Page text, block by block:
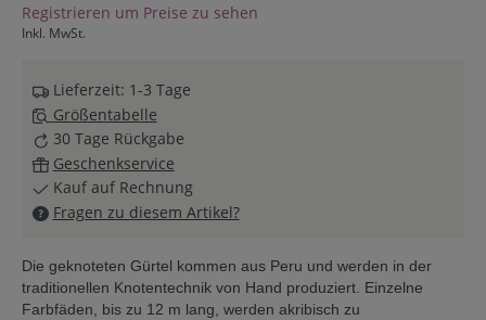
Registrieren um Preise zu sehen
Inkl. MwSt.
Lieferzeit: 1-3 Tage
Größentabelle
30 Tage Rückgabe
Geschenkservice
Kauf auf Rechnung
Fragen zu diesem Artikel?
Die geknoteten Gürtel kommen aus Peru und werden in der
traditionellen Knotentechnik von Hand produziert. Einzelne
Farbfäden, bis zu 12 m lang, werden akribisch zu